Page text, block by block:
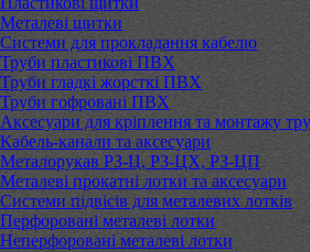
Металеві щитки
Системи для прокладання кабелю
Труби пластикові ПВХ
Труби гладкі жорсткі ПВХ
Труби гофровані ПВХ
Аксесуари для кріплення та монтажу
Кабель-канали та аксесуари
Металорукав РЗ-Ц, РЗ-ЦХ, РЗ-ЦП
Металеві прокатні лотки та аксесуари
Системи підвісів для металевих лотків
Перфоровані металеві лотки
Неперфоровані металеві лотки